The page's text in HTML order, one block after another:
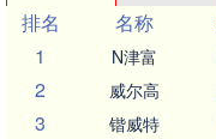
排名
名称
1
N津富
2 威尔高
3 锴威特